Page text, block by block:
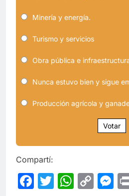
Minería y energía.
Turismo y servicios
Obra pública e
Nunca estuvo bien y sigue
Producción agrícola y
Votar
Compartí:
Facebook
Twitter